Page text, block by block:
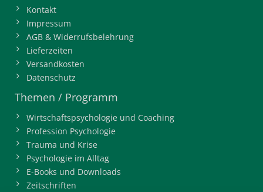
Kontakt
Impressum
AGB & Widerrufsbelehrung
Lieferzeiten
Versandkosten
Datenschutz
Themen / Programm
Wirtschaftspsychologie und Coaching
Profession Psychologie
Trauma und Krise
Psychologie im Alltag
E-Books und Downloads
Zeitschriften